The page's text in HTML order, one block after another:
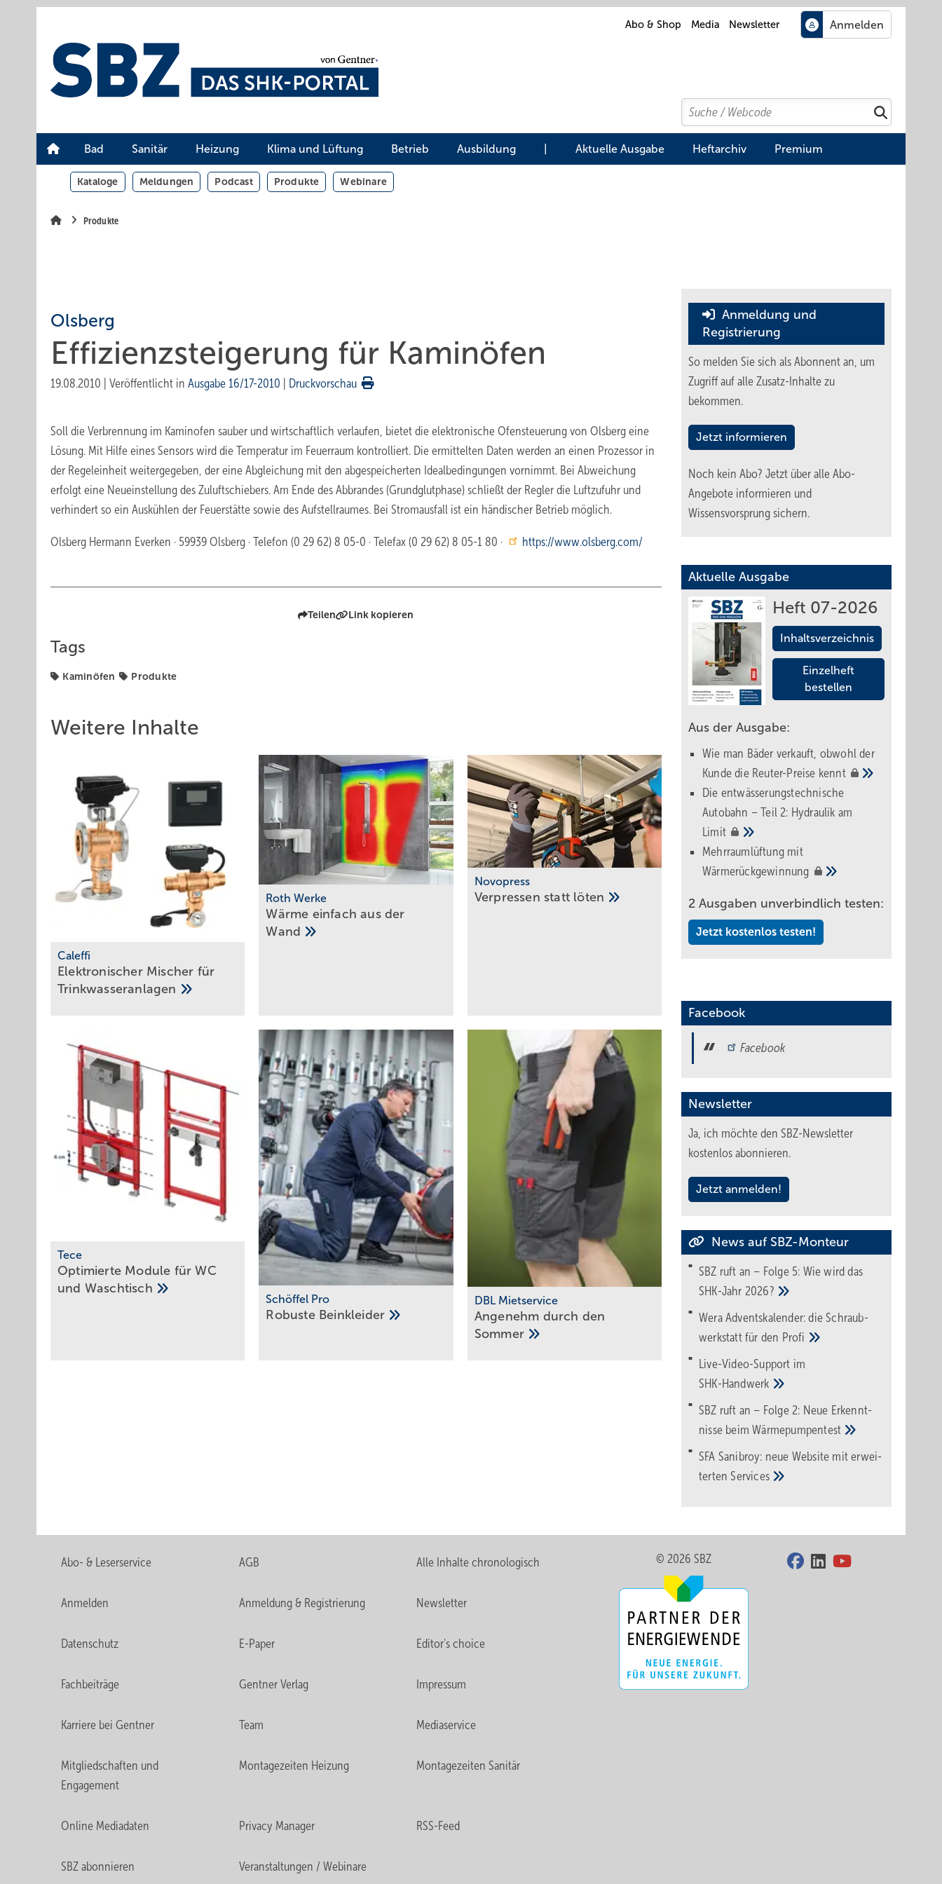
Abo & Shop Media Newsletter
Search
Suchen
Bad Sanitär Heizung Klima und Lüftung Betrieb Ausbildung Aktuelle Ausgabe Heftarchiv Premium
Kataloge Meldungen Podcast Produkte Webinare
Produkte
Olsberg
Effizienzsteigerung für Kaminöfen
19.08.2010 Veröffentlicht in Ausgabe 16/17-2010 Druckvorschau
Soll die Verbrennung im Kaminofen sauber und wirtschaftlich verlaufen, bietet die elektronische Ofensteuerung von Olsberg eine
Lösung. Mit Hilfe eines Sensors wird die Temperatur im Feuerraum kontrolliert. Die ermittelten Daten werden an einen Prozessor in
der Regeleinheit weitergegeben, der eine Abgleichung mit den abgespeicherten Idealbedingungen vornimmt. Bei Abweichung
erfolgt eine Neueinstellung des Zuluftschiebers. Am Ende des Abbrandes (Grundglutphase) schließt der Regler die Luftzufuhr und
verhindert so ein Auskühlen der Feuerstätte sowie des Aufstellraumes. Bei Stromausfall ist ein händischer Betrieb möglich.
Olsberg Hermann Everken · 59939 Olsberg · Telefon (0 29 62) 8 05-0 · Telefax (0 29 62) 8 05-1 80 · https://www.olsberg.com/
Teilen Link kopieren
Tags
Kaminöfen Produkte
Weitere Inhalte
Caleffi
Elektronischer Mischer für
­Trinkwasseranlagen
Roth Werke
Wärme einfach aus der
Wand
Novopress
Verpressen statt löten
Tece
Optimierte Module für WC
und Waschtisch
Schöffel Pro
Robuste Beinkleider
DBL Mietservice
Angenehm durch den
­Sommer
Anmeldung und
Registrierung
So melden Sie sich als Abonnent an, um
Zugriff auf alle Zusatz-Inhalte zu
bekommen.
Jetzt informieren
Noch kein Abo? Jetzt über alle Abo-
Angebote informieren und
Wissensvorsprung sichern.
Aktuelle Ausgabe
Heft 07-2026
Inhaltsverzeichnis
Einzelheft
bestellen
Aus der Ausgabe:
Wie man Bäder verkauft, obwohl der
Kunde die Reuter-Preise kennt
Die entwässerungstechnische
Autobahn – Teil 2: Hydraulik am
Limit
Mehrraumlüftung mit
Wärmerückgewinnung
2 Ausgaben unverbindlich testen:
Jetzt kostenlos testen!
Facebook
Facebook
Newsletter
Ja, ich möchte den SBZ-Newsletter
kostenlos abonnieren.
Jetzt anmelden!
News auf SBZ-Monteur
SBZ ruft an – Folge 5: Wie wird das
SHK-Jahr 2026?
Wera Adventskalender: die Schraub­
werk­statt für den Pro­fi
Live-Video-Support im
SHK-Handwerk
SBZ ruft an – Folge 2: Neue Erkennt­
nisse beimWärme­pumpen­test
SFA Sanibroy: neue Web­site mit erwei­
tertenServices
Abo- & Leserservice AGB Alle Inhalte chronologisch
Anmelden Anmeldung & Registrierung Newsletter
Datenschutz E-Paper Editor's choice
Fachbeiträge Gentner Verlag Impressum
Karriere bei Gentner Team Mediaservice
Mitgliedschaften und
Engagement
Montagezeiten Heizung Montagezeiten Sanitär
Online Mediadaten Privacy Manager RSS-Feed
SBZ abonnieren Veranstaltungen / Webinare
© 2026 SBZ